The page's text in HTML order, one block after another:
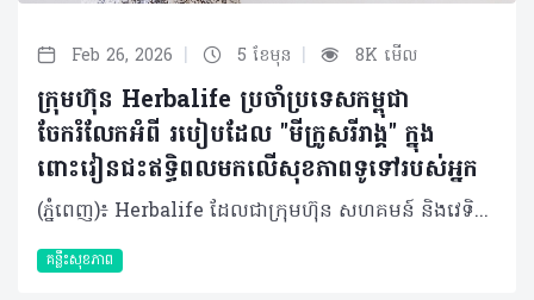
Feb 26, 2026 | 5 ខែមុន | 8K មើល
ក្រុមហ៊ុន Herbalife ប្រចាំប្រទេសកម្ពុជា
ចែករំលែកអំពី របៀបដែល "មីក្រូសរីរាង្គ" ក្នុង
ពោះវៀនជះឥទ្ធិពលមកលើសុខភាពទូទៅរបស់អ្នក
(ភ្នំពេញ)៖ Herbalife ដែលជាក្រុមហ៊ុន សហគមន៍ និងវេទិកាភ្ជាប់ទំនាក់ទំនងលំដាប់ថ្នាក់ពិភពលោក ផ្នែកសុខភាព និងសុខុមាលភាពបានចែករំលែកអំពីរបៀបដែល "មីក្រូសរីរាង្គ" ក្នុងពោះវៀនជះឥទ្ធិពលមកលើសុខភាពទូទៅរបស់យើង ។ មានមនុស្សតិចណាស់ដែលដឹងថា រាងកាយរបស់យើងមិនមែនផ្សំឡើងទាំងស្រុងដោយកោសិកាតែម្យ៉ាងនោះទេ។ មីក្រូសរីរាង្គរាប់លានរស់នៅក្នុងពោះវៀនរបស់យើង ហើយចំនួនរបស់ពួកវា លើសពីចំនួនសរុបនៃកោសិកាផ្ទាល់ខ្លួនរបស់យើងទៅទៀត។ ប្រព័ន្ធអេកូឡូស៊ីខ្នាតតូចនេះ ដែលមានបាក់តេរី វីរុស មេរោគផ្សិត និងប្រូតូហ្សូអា ត្រូវបានអ្នកវិទ្យាសាស្ត្រហៅថា "ហ្សែនទីពីរ" ហើយវាជះឥទ្ធិពលយ៉ាងស្ងប់ស្ងាត់ដល់ការរំលាយអាហារ ប្រព័ន្ធភាពស៊ាំ អារម្មណ៍ និងសូម្បីតែមុខងារនៃការយល់ដឹងរបស់យើង។ បាក់តេរីក្នុងពោះវៀន (Gut microbiota) មិនមែនគ្រាន់តែជា "អ្នកដំណើរឆ្លងកាត់" ធម្មតានោះទេ ប៉ុន្តែគឺជាដៃគូរួមរស់ដែលបានវិវត្តន៍មកជាមួយមនុស្សអស់រាប់លានឆ្នាំមកហើយ។ នៅក្នុងពោះវៀនរបស់មនុស្សពេញវ័យដែលមានសុខភាពល្អ មានបាក់តេរីច្រើនជាង ១,០០០ ប្រភេទ ដែលមានទម្ងន់សរុបពី ១ ទៅ ២ គីឡូក្រាម ដែលស្មើនឹងទម្ងន់នៃថ្លើមមួយ។ មីក្រូសរីរាង្គទាំងនេះមានអន្តរកម្មជាមួយយើងតាមបណ្តាញដ៏ស្មុគស្មាញ៖ • ពួកវាជួយបំបែកជាតិសរសៃដែលពិបាករំលាយ និងបង្កើតអាស៊ីតខ្លាញ់ខ្សែខ្លី (ដូចជា Butyrate) ដើម្បីផ្តល់ថាមពលដល់កោសិកាពោះវៀន។ • សំយោគសារធាតុចិញ្ចឹម វីតាមីន K និងវីតាមីនក្រុម B។ • បង្ហាត់ប្រព័ន្ធភាពស៊ាំរបស់យើងឱ្យចេះបែងចែករវាងមិត្តនិងសត្រូវ។ • ចូលរួមក្នុងកិច្ចការគ្រប់គ្រងការរំលាយអាហារ (Metabolism) និងការឆ្លើយតបនឹងការរលាក។ ក្នុងរយៈពេលប៉ុន្មានឆ្នាំចុងក្រោយនេះ អ្នកវិទ្យាសាស្ត្របានរកឃើញថា ឥទ្ធិពលនៃបាក់តេរីក្នុងពោះវៀនមានវិសាលភាពលើសពីប្រព័ន្ធរំលាយអាហារទៅទៀត។ តាមរយៈ "Gut-brain axis" ប្រព័ន្ធទំនាក់ទំនងទ្វេទិសនេះអនុញ្ញាតឱ្យមីក្រូសរីរាង្គផលិតសារធាតុសរសៃប្រសាទដូចជា serotonin (ប្រហែល ៩០% ត្រូវបានផលិតនៅក្នុងពោះវៀន), dopamine និង GABA ដែលជះឥទ្ធិពលដោយផ្ទាល់ដល់ការឆ្លើយតបនៃអារម្មណ៍ និងភាពតានតឹង។ ការសិក្សាមួយដែលបានចុះផ្សាយក្នុងទស្សនាវដ្តី Nature Microbiology បានផ្សារភ្ជាប់សមាសភាពជាក់លាក់នៃពោះវៀនទៅនឹងហានិភ័យនៃជំងឺធ្លាក់ទឹកចិត្ត។ ការសិក្សាមួយទៀតក៏បានរកឃើញថា បាក់តេរីក្នុងពោះវៀនរបស់អ្នកជំងឺ Parkinson មានភាពខុសគ្នាខ្លាំងពីមនុស្សដែលមានសុខភាពល្អ ដែលនេះបង្ហាញថាពោះវៀនអាចជាចំណុចចាប់ផ្តើមមួយនៃជំងឺប្រព័ន្ធសរសៃប្រសាទនេះ។ ទោះជាយ៉ាងណាក៏ដោយ ប្រព័ន្ធអេកូឡូស៊ីដ៏តូចឆ្មានេះគឺងាយរងគ្រោះណាស់។មានកត្តាជាច្រើនដែលរបៀបរស់នៅក្នុងសម័យទំនើបនេះអាចបណ្តាលឱ្យមានអតុល្យភាពបាក់តេរី (ហៅតាមវេជ្ជសាស្ត្រថា Dysbiosis)៖ • របបអាហារ៖ របបអាហារបែបលោកខាងលិចដែលមានជាតិស្ករ និងខ្លាញ់ខ្ពស់ បានកាត់បន្ថយការទទួលទានជាតិសរសៃដែលចាំបាច់សម្រាប់បាក់តេរីមានប្រយោជន៍។ • ការប្រើប្រាស់ថ្នាំផ្សះហួសកម្រិត៖ ថ្នាំផ្សះដែលមានប្រសិទ្ធភាពខ្លាំងនិងទូលំទូលាយនឹងបោសសម្អាតមីក្រូសរីរាង្គយ៉ាងច្រើនដោយមិនរើសមុខនោះឡើយ។ • សម្ពាធផ្លូវចិត្តរ៉ាំរ៉ៃ៖ ស្ថានភាពស្ត្រេសបន្តបន្ទាប់ផ្លាស់ប្តូរការជ្រាបនៃពោះវៀន និងសមាសធាតុបាក់តេរី។ • ការគេងមិនគ្រប់គ្រាន់៖ រំខានដល់ចង្វាក់ជីវសាស្រ្ត (Circadian rhythm) និងប៉ះពាល់ដល់វដ្តមេតាប៉ូលីសនៃបាក់តេរី។ • ការធ្វើអនាម័យលើសកម្រិត៖ កាត់បន្ថយឱកាសសម្រាប់ការទាក់ទងជាមួយជាមួយមីក្រូសរីរាង្គចម្រុះដទៃទៀតនៅក្នុងបរិស្ថាន។ ផលប៉ះពាល់លើសុខភាព និងការថែទាំ អតុល្យភាពបាក់តេរី​ (Dysbiosis) នេះមានទំនាក់ទំនងយ៉ាងជិតស្និទ្ធជាមួយជំងឺជាច្រើន។ ជំងឺប្រព័ន្ធរំលាយអាហារដូចជា ជំងឺរលាកពោះវៀន និងរោគសញ្ញាពោះវៀនដែលងាយរងរំញោច (IBS) មានទំនាក់ទំនងនឹងការប្រែប្រួលបាក់តេរីជាក់លាក់។ មនុស្សដែលធាត់លើសទម្ងន់ជាទូទៅមានភាពចម្រុះនៃបាក់តេរីក្នុងពោះវៀនទាប ហើយផ្ទុយទៅវិញមានប្រសិទ្ធភាពក្នុងការស្រូបយកថាមពលខ្ពស់ជាង។ សូម្បីតែជំងឺប្រព័ន្ធភាពស៊ាំប្រឆាំងខ្លួនឯង ជំងឺអាលែហ្សី និងសូម្បីតែសុខភាពសរសៃឈាមបេះដូង ក៏អាចរងឥទ្ធិពលពីបាក់តេរីទាំងនេះដែរ ។ ដូច្នោះតើយើងគួរថែរក្សា "ប្រព័ន្ធអេកូឡូស៊ីដ៏តូចឆ្មា" នេះដោយរបៀបណា? 1. របបអាហារចម្រុះគឺជាមូលដ្ឋានគ្រឹះ៖ មីក្រូសរីរាង្គផ្សេងៗគ្នាចូលចិត្តអាហារខុសៗគ្នា ដូច្នេះភាពចម្រុះនៃរបបអាហារគឺជាគន្លឹះក្នុងការរក្សាភាពចម្រុះនៃបាក់តេរី។ បន្លែ ផ្លែឈើ គ្រាប់ធញ្ញជាតិ និងសណ្តែកដែលសម្បូរជាតិសរសៃគឺជា "ប្រេងឥន្ធនៈ" សម្រាប់បាក់តេរីមានប្រយោជន៍ ។ អាហារផ្អាប់ដូចជា យ៉ាអួ បន្លែផ្អាប់ និងតែ Kombucha សម្បូរទៅដោយប្រូបាយអូទិក (Probiotics) សកម្ម។ សារធាតុ Polyphenols (ដែលមានក្នុងផ្លែប៊ឺរី តែ និងសូកូឡាខ្មៅ) ក៏មានប្រសិទ្ធភាពជាប្រេបាយអូទិក (Prebiotics) ផងដែរដែលដើរតួជាស្បៀងសម្រាប់ជួយទ្រទ្រង់ដល់បាក់តេរីល្អៗដែលមានស្រាប់នៅក្នុងខ្លួន។ 2. ប្រើប្រាស់ថ្នាំផ្សះដោយឈ្លាសវៃ៖ អនុវត្តតាមការណែនាំរបស់គ្រូពេទ្យឱ្យបានពេញលេញ និងជៀសវាងការប្រើប្រាស់ដែលមិនចាំបាច់។ 3. គ្រប់គ្រងសម្ពាធផ្លូវចិត្ត និងការគេង៖ ការធ្វើសមាធិ ការហាត់ប្រាណបានទៀងទាត់ និងការរក្សាកាលវិភាគចូលដំណេកឱ្យទៀងទាត់ សុទ្ធតែជួយរក្សាសុខភាពពោះវៀនរបស់អ្នក។ 4. ធម្មជាតិ៖ ចេញទៅក្រៅផ្ទះខ្លះដើម្បីជួយឱ្យមានអន្តរកម្មរវាងអតិសុខមប្រាណចម្រុះក្នុងបរិស្ថាន ដែលអាចមានប្រយោជន៍ដល់​ការលូតលាស់នៃប្រព័ន្ធភាពស៊ាំ និងភាពចម្រុះនៃបាក់តេរីក្នុងខ្លួនយើងបាន។ ការប្រើប្រាស់អាហារបំប៉ន អាហារជួយចិញ្ចឹមប្រព័ន្ធអេកូឡូស៊ីខាងក្នុងខ្លួនរបស់យើង ក៏ប៉ុន្តែមនុស្សនៅក្នុងយុគសម័យថ្មីនេះ ជាទូទៅខ្វះការទទួលទានជាតិសរសៃ។ កត្តានានាដូចជាជីវិតដ៏មមាញឹក ប្រញ៉ាប់ប្រញាល់ របបអាហារគ្មានតុល្យភាព និងការថមថយនូវសកម្មភាពក្រៅផ្ទះ ធ្វើឱ្យរបបអាហារប្រចាំថ្ងៃតែមួយមុខពិបាកឆ្លើយតបទៅនឹងតម្រូវការរាងកាយជាក់ស្តែង។ អាហារបំប៉ន "ប្រូបាយអូទិក​ (Probiotic)" អាចចូលទៅក្នុងពោះវៀនដោយផ្ទាល់ដើម្បីបំពេញបន្ថែមបាក់តេរីមានប្រយោជន៍។ចំណែក "ប្រេបាយអូទិក (Prebiotics)" (ជាចម្បងគឺជាតិសរសៃរលាយ) គឺមានលក្ខណៈទូទៅជាង ដោយវាផ្តល់អាហារូបត្ថម្ភដល់បាក់តេរីមានប្រយោជន៍ដែលមានស្រាប់។ ទឹកប្រទាលកន្ទុយក្រពើជួយសម្រួលបរិស្ថានក្នុងក្នុងពោះវៀនៗ និងជួយជម្រុញការរីកលូតលាស់នៃប្រូបាយអូទិក។ ការរួមបញ្ចូលគ្នានេះរួមគ្នាបង្កើតបរិស្ថានអេកូឡូស៊ី ដែលកាន់តែអំណោយផលដល់ការលូតលាស់នៃមីក្រូសរីរាង្គចម្រុះ ដោយហេតុនេះបង្កើនតុល្យភាព និងភាពធន់នៃមីក្រូជីវសាស្ត្រពោះវៀន ដែលជះឥទ្ធិពលជាវិជ្ជមានដល់សុខភាព និងភាពស៊ាំទាំងមូល។ សរុបមក ស្នូលនៃសុខភាពពោះវៀនគឺសុខភាពរបស់បាក់តេរី ហើយការរក្សាតុល្យភាពនៃប្រព័ន្ធអេកូឡូស៊ីមីក្រូសរីរាង្គ គឺជាការវិនិយោគដ៏សំខាន់បំផុតមួយដែលយើងអាចធ្វើបានសម្រាប់សុខភាពខ្លួនឯង។ ការរក្សាបាក់តេរីក្នុងពោះវៀនឱ្យបានល្អ ស្មើរនឹងការស្រឡាញ់ខ្លួនឯង។ អំពីក្រុមហ៊ុន Herbalife ក្រុមហ៊ុន Herbalife (NYSE: HLF) គឺជាក្រុមហ៊ុនសុខភាព និងសុខុមាលភាពឈានមុខគេ និងជាសហគមន៍ដែលកំពុងផ្លាស់ប្តូរជីវិតរបស់មនុស្សជាមួយនឹងផលិតផលអាហារូបត្ថម្ភដ៏អស្ចារ្យ និងជាឱកាសអាជីវកម្មសម្រាប់អ្នកសមាជិកឯករាជ្យរបស់ខ្លួនចាប់តាំងពីឆ្នាំ 1980។ ក្រុមហ៊ុនផ្តល់ជូននូវផលិតផលដែលគាំទ្រដោយវិទ្យាសាស្រ្តដល់អ្នកប្រើប្រាស់នៅក្នុងទីផ្សារជាង 90។ តាមរយៈសមាជិកឯករាជ្យដែលផ្តល់ជូននូវការបណ្តុះបណ្តាលមួយទល់មួយ និងផ្តល់ការគាំទ្រសហគមន៍ដោយបំផុសគំនិតឱ្យអតិថិជនប្រកាន់ខ្ជាប់នូវរបៀបរស់នៅដែលមានភាពសកម្ម។
គន្លឹះសុខភាព